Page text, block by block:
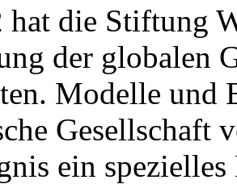
hat die Stiftung
der globalen
Modelle und
Gesellschaft
ein